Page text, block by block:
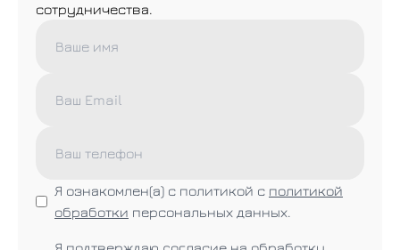
сотрудничества.
Я ознакомлен(а) с политикой с политикой
обработки персональных данных.